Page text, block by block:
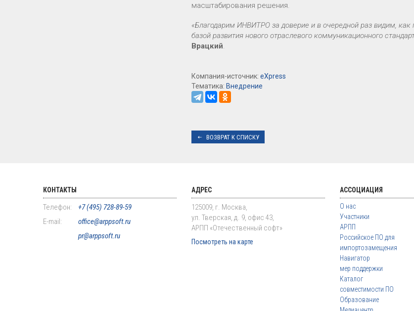
масштабирования решения.
«Благодарим ИНВИТРО за доверие и в очередной раз видим,
базой развития нового отраслевого коммуникационного
Врацкий.
Компания-источник: eXpress
Тематика: Внедрение
ВОЗВРАТ К СПИСКУ
КОНТАКТЫ
Телефон:
+7 (495) 728-89-59
E-mail:
office@arppsoft.ru
pr@arppsoft.ru
АДРЕС
125009, г. Москва,
ул. Тверская, д. 9, офис 43,
АРПП «Отечественный софт»
Посмотреть на карте
АССОЦИАЦИЯ
О нас
Участники
АРПП
Российское ПО для
импортозамещения
Навигатор
мер поддержки
Каталог
совместимости ПО
Образование